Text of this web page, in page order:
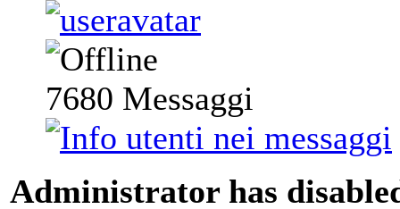
7680 Messaggi
Administrator has